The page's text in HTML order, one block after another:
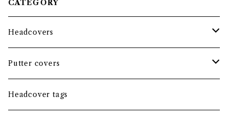
CATEGORY
Headcovers
Headcover bundle
Driver
Putter covers
Blade
Headcover tags